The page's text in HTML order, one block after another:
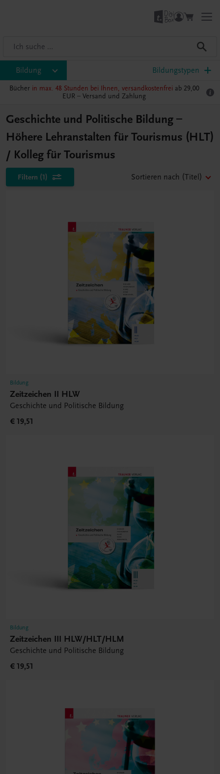
Bildung Bildungstypen
Bücher in max. 48 Stunden bei Ihnen, versandkostenfrei ab 29,00
EUR – Versand und Zahlung
Geschichte und Politische Bildung –
Höhere Lehranstalten für Tourismus (HLT)
/ Kolleg für Tourismus
Filtern (1) Sortieren nach (Titel)
Bildung
Zeitzeichen II HLW
Geschichte und Politische Bildung
€ 19,51
Bildung
Zeitzeichen III HLW/HLT/HLM
Geschichte und Politische Bildung
€ 19,51